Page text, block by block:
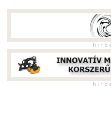
h i r d
h i r d